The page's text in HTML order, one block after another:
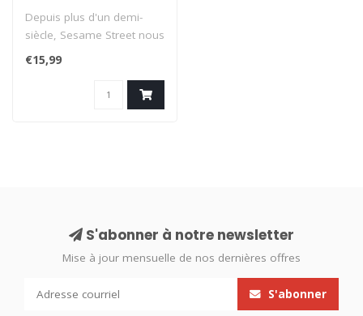
Depuis plus d'un demi-
siècle, Sesame Street nous
divertit avec des rires, des
€15,99
S'abonner à notre newsletter
Mise à jour mensuelle de nos dernières offres
S'abonner